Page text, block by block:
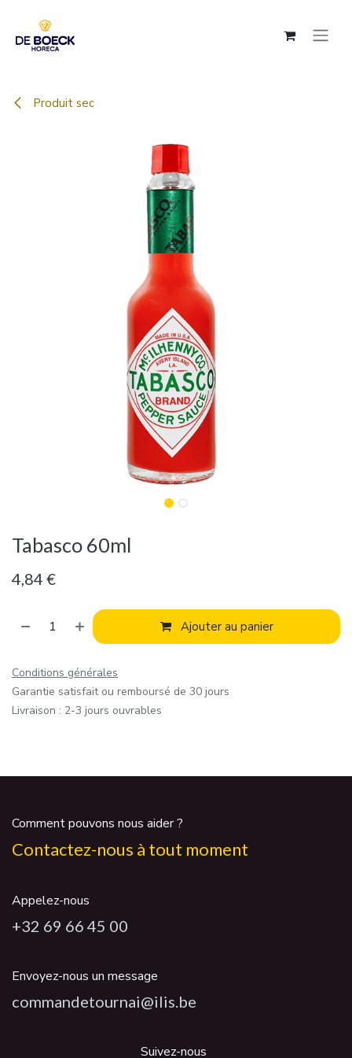
Produit sec
Tabasco 60ml
4,84 €
Ajouter au panier
Conditions générales
Garantie satisfait ou remboursé de 30 jours
Livraison : 2-3 jours ouvrables
Comment pouvons nous aider ?
Contactez-nous à tout moment
Appelez-nous
+32 69 66 45 00
Envoyez-nous un message
commandetournai@ilis.be
Suivez-nous